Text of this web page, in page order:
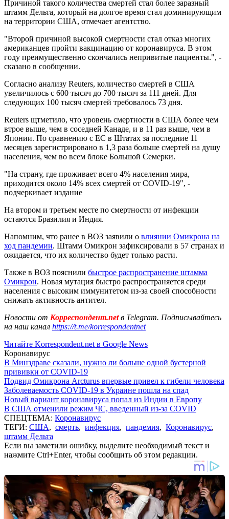
Причиной такого количества смертей стал более заразный
штамм Дельта, который на долгое время стал доминирующим
на территории США, отмечает агентство.
"Второй причиной высокой смертности стал отказ многих
американцев пройти вакцинацию от коронавируса. В этом
году преимущественно скончались непривитые пациенты.", -
сказано в сообщении.
Согласно анализу Reuters, количество смертей в США
увеличилось с 600 тысяч до 700 тысяч за 111 дней. Для
следующих 100 тысяч смертей требовалось 73 дня.
Reuters щтметило, что уровень смертности в США более чем
втрое выше, чем в соседней Канаде, и в 11 раз выше, чем в
Японии. По сравнению с ЕС в Штатах за последние 11
месяцев зарегистрировано в 1,3 раза больше смертей на душу
населения, чем во всем блоке Большой Семерки.
"На страну, где проживает всего 4% населения мира,
приходится около 14% всех смертей от COVID-19", -
подчеркивает издание
На втором и третьем месте по смертности от инфекции
остаются Бразилия и Индия.
Напомним, что ранее в ВОЗ заявили о влиянии Омикрона на
ход пандемии. Штамм Омикрон зафиксировали в 57 странах и
ожидается, что их количество будет только расти.
Также в ВОЗ пояснили быстрое распространение штамма
Омикрон. Новая мутация быстро распространяется среди
населения с высоким иммунитетом из-за своей способности
снижать активность антител.
Новости от Корреспондент.netв Telegram. Подписывайтесь
на наш канал https://t.me/korrespondentnet
Читайте Korrespondent.net в Google News
Коронавирус
В Минздраве сказали, нужно ли больше одной бустерной
прививки от COVID-19
Подвид Омикрона Arcturus впервые привел к гибели человека
Заболеваемость COVID-19 в Украине пошла на спад
Новый вариант коронавируса попал из Индии в Европу
В США отменили режим ЧС, введенный из-за COVID
СПЕЦТЕМА: Коронавирус
ТЕГИ: США, смерть, инфекция, пандемия, Коронавирус,
штамм Дельта
Если вы заметили ошибку, выделите необходимый текст и
нажмите Ctrl+Enter, чтобы сообщить об этом редакции.